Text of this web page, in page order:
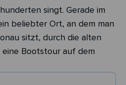
singt. Gerade im
beliebter Ort, an dem man
sitzt, durch die alten
Bootstour auf dem